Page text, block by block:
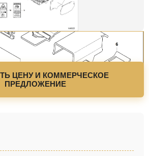
ЦЕНУ И КОММЕРЧЕСКОЕ
ПРЕДЛОЖЕНИЕ